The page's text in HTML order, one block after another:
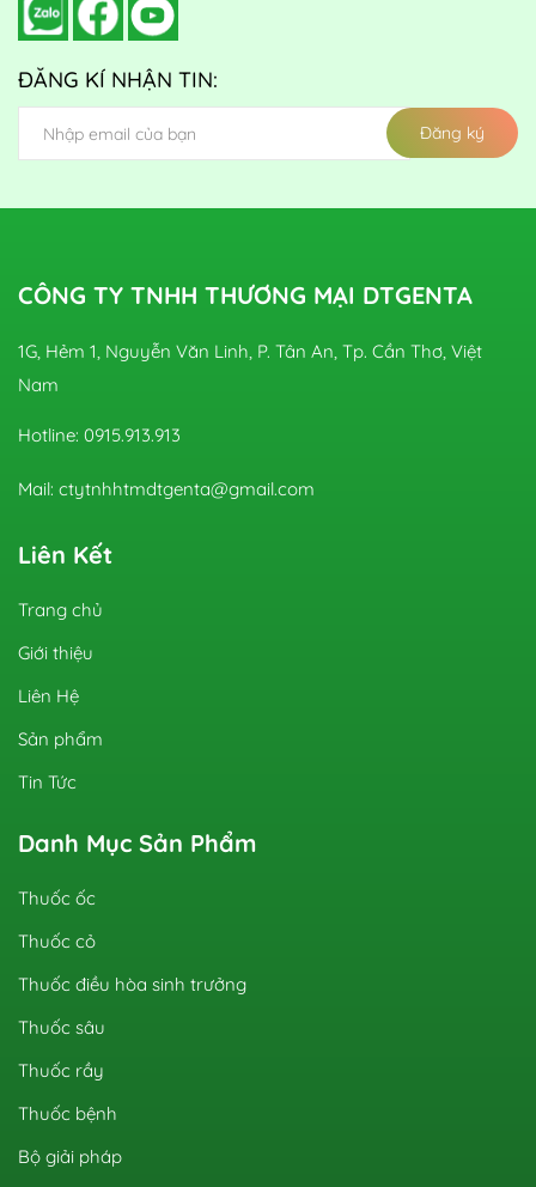
ĐĂNG KÍ NHẬN TIN:
Đăng ký
CÔNG TY TNHH THƯƠNG MẠI DTGENTA
1G, Hẻm 1, Nguyễn Văn Linh, P. Tân An, Tp. Cần Thơ, Việt
Nam
Hotline: 0915.913.913
Mail: ctytnhhtmdtgenta@gmail.com
Liên Kết
Trang chủ
Giới thiệu
Liên Hệ
Sản phẩm
Tin Tức
Danh Mục Sản Phẩm
Thuốc ốc
Thuốc cỏ
Thuốc điều hòa sinh trưởng
Thuốc sâu
Thuốc rầy
Thuốc bệnh
Bộ giải pháp